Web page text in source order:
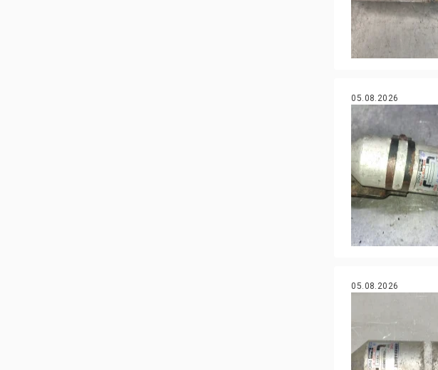
05.08.2026
05.08.2026